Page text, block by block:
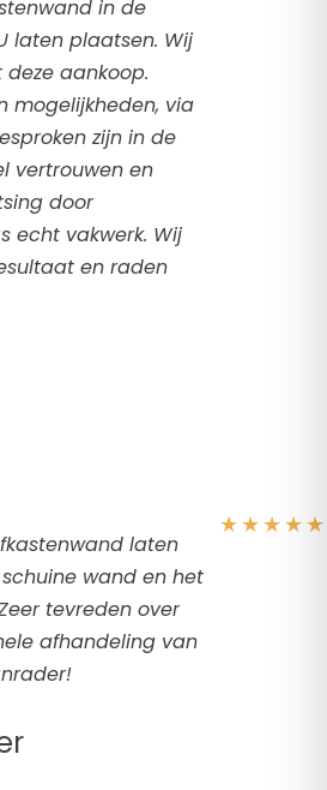
in de
laten plaatsen. Wij
aankoop.
mogelijkheden, via
zijn in de
vertrouwen en
door
echt vakwerk. Wij
en raden
laten
wand en het
tevreden over
afhandeling van
★★★★★